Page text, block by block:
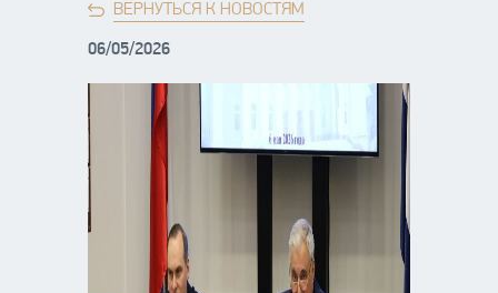
06/05/2026
ВЕРНУТЬСЯ К НОВОСТЯМ